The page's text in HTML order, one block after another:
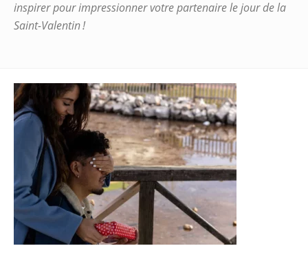
inspirer pour impressionner votre partenaire le jour de la
Saint-Valentin !